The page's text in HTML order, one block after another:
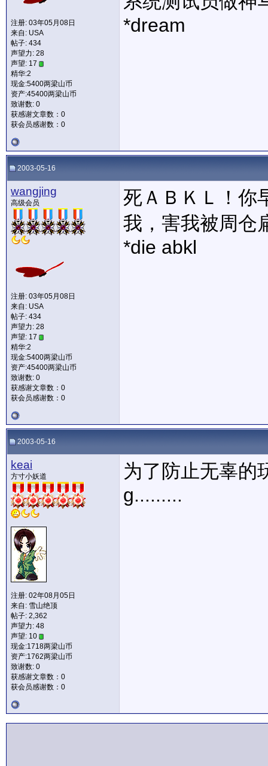
注册: 03年05月08日
来自: USA
帖子: 434
声望力: 28
声望: 17
精华:2
现金:5400两梁山币
资产:45400两梁山币
致谢数: 0
获感谢文章数：0
获会员感谢数：0
*dream
2003-05-16
wangjing
高级会员
注册: 03年05月08日
来自: USA
帖子: 434
声望力: 28
声望: 17
精华:2
现金:5400两梁山币
资产:45400两梁山币
致谢数: 0
获感谢文章数：0
获会员感谢数：0
死ＡＢＫＬ！你
我，害我被周仓
*die abkl
2003-05-16
keai
方寸小妖道
注册: 02年08月05日
来自: 雪山绝顶
帖子: 2,362
声望力: 48
声望: 10
现金:1718两梁山币
资产:1762两梁山币
致谢数: 0
获感谢文章数：0
获会员感谢数：0
为了防止无辜的
g.........